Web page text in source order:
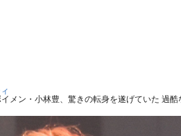
メン・小林豊、驚きの転身を遂げていた 過